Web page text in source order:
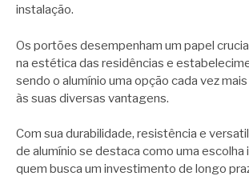
instalação.
Os portões desempenham um papel
na estética das residências e
sendo o alumínio uma opção cada vez
às suas diversas vantagens.
Com sua durabilidade, resistência e
de alumínio se destaca como uma
quem busca um investimento de longo